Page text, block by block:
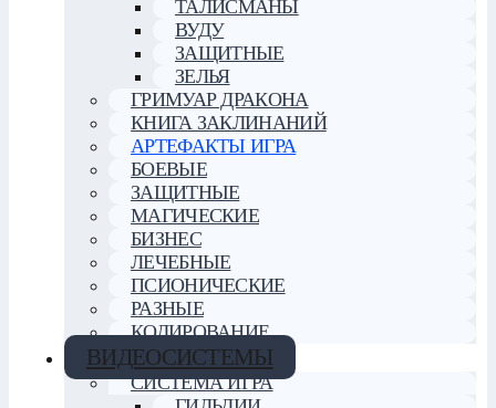
ТАЛИСМАНЫ
ВУДУ
ЗАЩИТНЫЕ
ЗЕЛЬЯ
ГРИМУАР ДРАКОНА
КНИГА ЗАКЛИНАНИЙ
АРТЕФАКТЫ ИГРА
БОЕВЫЕ
ЗАЩИТНЫЕ
МАГИЧЕСКИЕ
БИЗНЕС
ЛЕЧЕБНЫЕ
ПСИОНИЧЕСКИЕ
РАЗНЫЕ
КОДИРОВАНИЕ
ВИДЕОСИСТЕМЫ
СИСТЕМА ИГРА